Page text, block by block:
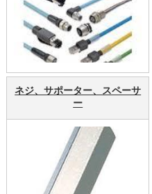
ネジ、サポーター、スペーサ
ー